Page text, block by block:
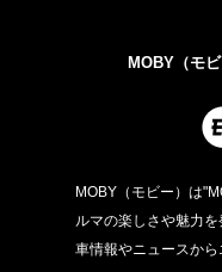
MOBY（モ
MOBY（モビー）は
ルマの楽しさや魅力
車情報やニュースか